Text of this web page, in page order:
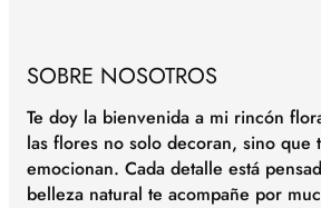
SOBRE NOSOTROS
Te doy la bienvenida a mi rincón
las flores no solo decoran, sino que
emocionan. Cada detalle está
belleza natural te acompañe por